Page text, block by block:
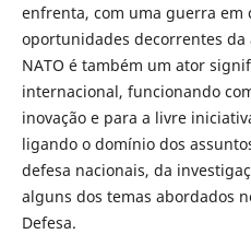
enfrenta, com uma guerra em
oportunidades decorrentes da
NATO é também um ator
internacional, funcionando
inovação e para a livre
ligando o domínio dos
defesa nacionais, da
alguns dos temas abordados
Defesa.